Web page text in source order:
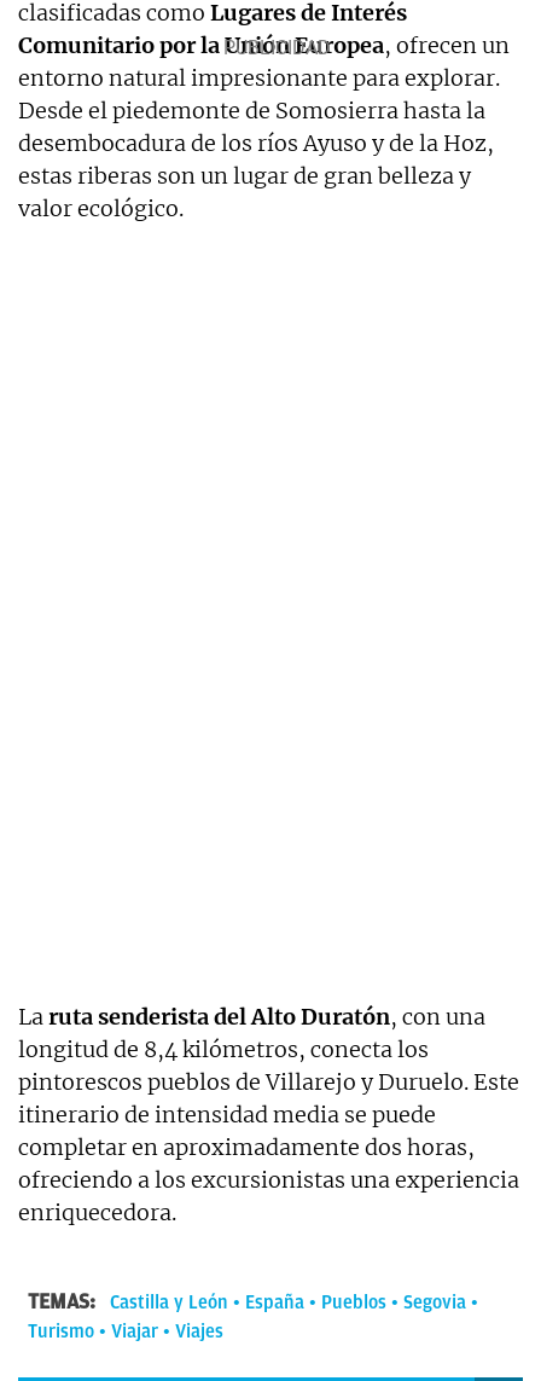
clasificadas como Lugares de Interés
Comunitario por la Unión Europea, ofrecen un
entorno natural impresionante para explorar.
Desde el piedemonte de Somosierra hasta la
desembocadura de los ríos Ayuso y de la Hoz,
estas riberas son un lugar de gran belleza y
valor ecológico.
Laruta senderista del Alto Duratón, con una
longitud de 8,4 kilómetros, conecta los
pintorescos pueblos de Villarejo y Duruelo. Este
itinerario de intensidad media se puede
completar en aproximadamente dos horas,
ofreciendo a los excursionistas una experiencia
enriquecedora.
TEMAS: Castilla y León España Pueblos
Segovia
Turismo
Viajar Viajes